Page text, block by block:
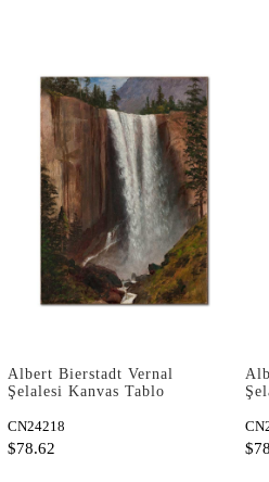
Albert Bierstadt Vernal
Şelalesi Kanvas Tablo
CN24218
$78.62